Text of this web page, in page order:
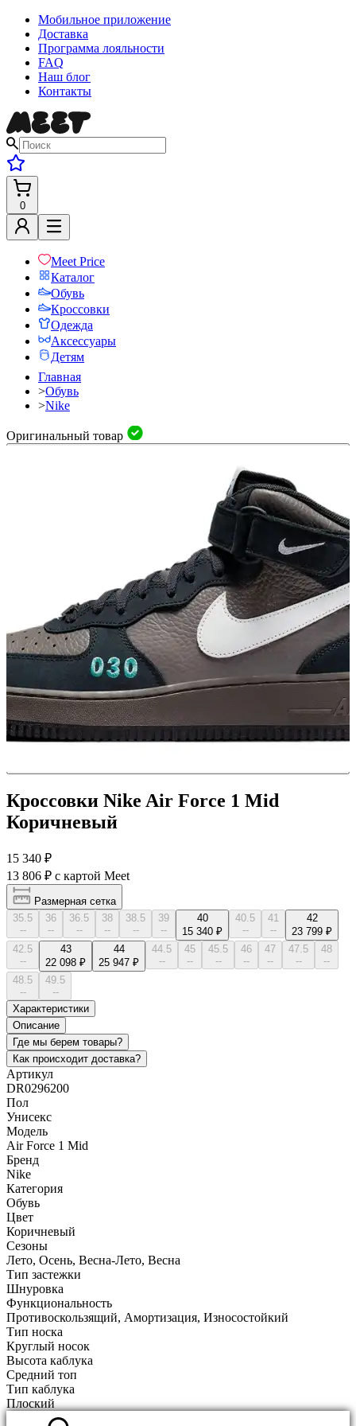
Мобильное приложение
Доставка
Программа лояльности
FAQ
Наш блог
Контакты
0
Meet Price
Каталог
Обувь
Кроссовки
Одежда
Аксессуары
Детям
Главная
>Обувь
>Nike
Оригинальный товар
Кроссовки Nike Air Force 1 Mid
Коричневый
15 340 ₽
13 806 ₽ с картой Meet
Размерная сетка
35.5
--
36
--
36.5
--
38
--
38.5
--
39
--
40
15 340 ₽
40.5
--
41
--
42
23 799 ₽
42.5
--
43
22 098 ₽
44
25 947 ₽
44.5
--
45
--
45.5
--
46
--
47
--
47.5
--
48
--
48.5
--
49.5
--
Характеристики
Описание
Где мы берем товары?
Как происходит доставка?
Артикул
DR0296200
Пол
Унисекс
Модель
Air Force 1 Mid
Бренд
Nike
Категория
Обувь
Цвет
Коричневый
Сезоны
Лето, Осень, Весна-Лето, Весна
Тип застежки
Шнуровка
Функциональность
Противоскользящий, Амортизация, Износостойкий
Тип носка
Круглый носок
Высота каблука
Средний топ
Тип каблука
Плоский